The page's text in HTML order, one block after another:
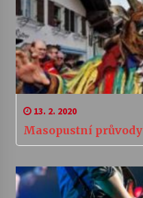
13. 2. 2020
Masopustní průvody